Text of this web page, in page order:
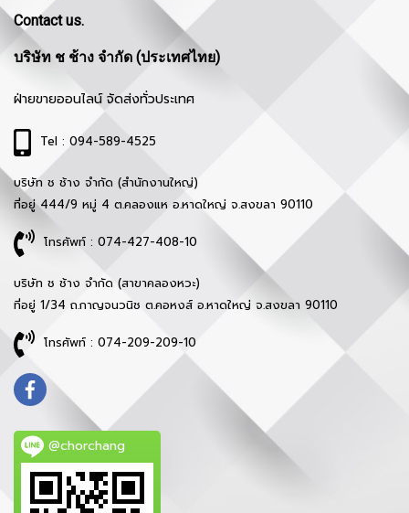
Contact us.
บริษัท ช ช้าง จำกัด (ประเทศไทย)
ฝ่ายขายออนไลน์ จัดส่งทั่วประเทศ
Tel : 094-589-4525
บริษัท ช ช้าง จำกัด (สำนักงานใหญ่)
ที่อยู่ 444/9 หมู่ 4 ต.คลองแห อ.หาดใหญ่ จ.สงขลา 90110
โทรศัพท์ : 074-427-408-10
บริษัท ช ช้าง จำกัด (สาขาคลองหวะ)
ที่อยู่ 1/34 ถ.กาญจนวนิช ต.คอหงส์ อ.หาดใหญ่ จ.สงขลา 90110
โทรศัพท์ : 074-209-209-10
@chorchang